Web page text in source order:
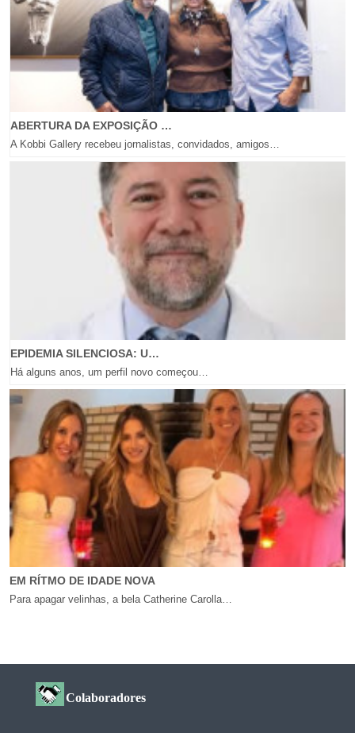
ABERTURA DA EXPOSIÇÃO …
A Kobbi Gallery recebeu jornalistas, convidados, amigos…
EPIDEMIA SILENCIOSA: U…
Há alguns anos, um perfil novo começou…
EM RÍTMO DE IDADE NOVA
Para apagar velinhas, a bela Catherine Carolla…
Colaboradores